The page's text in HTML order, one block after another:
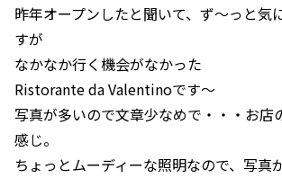
昨年オープンしたと聞いて、ず～っと気
すが
なかなか行く機会がなかった
Ristorante da Valentinoです～
写真が多いので文章少なめで・・・お店
感じ。
ちょっとムーディーな照明なので、写真